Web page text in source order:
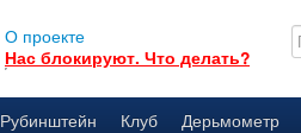
О проекте
Нас блокируют. Что делать?
Рубинштейн Клуб Дерьмометр